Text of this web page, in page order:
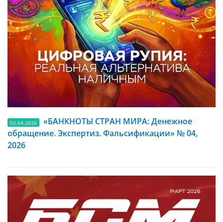
02.04.2026
«БАНКНОТЫ СТРАН МИРА: Денежное
обращение. Экспертиз. Фальсификации» № 04,
2026